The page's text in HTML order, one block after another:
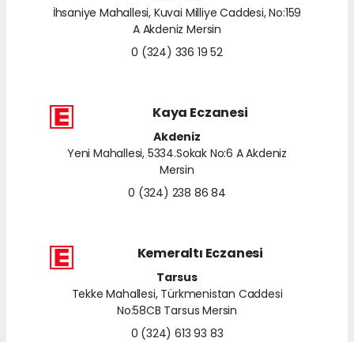
İhsaniye Mahallesi, Kuvai Milliye Caddesi, No:159
A Akdeniz Mersin
0 (324) 336 19 52
Kaya Eczanesi
Akdeniz
Yeni Mahallesi, 5334.Sokak No:6 A Akdeniz
Mersin
0 (324) 238 86 84
Kemeraltı Eczanesi
Tarsus
Tekke Mahallesi, Türkmenistan Caddesi
No:58CB Tarsus Mersin
0 (324) 613 93 83